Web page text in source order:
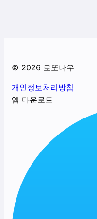
© 2026 로또나우
개인정보처리방침
앱 다운로드